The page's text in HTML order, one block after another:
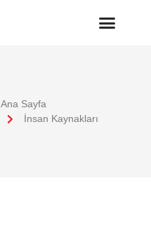
Ana Sayfa
İnsan Kaynakları